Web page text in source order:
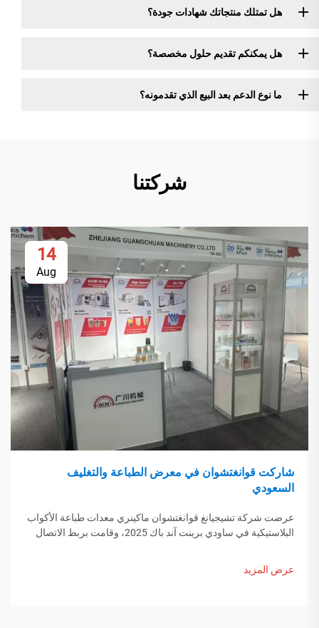
هل تمتلك منتجاتك شهادات جودة؟
هل يمكنكم تقديم حلول مخصصة؟
ما نوع الدعم بعد البيع الذي تقدمونه؟
شركتنا
14
Aug
شاركت قوانغتشوان في معرض الطباعة والتغليف
السعودي
عرضت شركة تشيجيانغ قوانغتشوان ماكينري معدات طباعة الأكواب
البلاستيكية في ساودي برينت آند باك 2025، وقامت بربط الاتصال
عرض المزيد